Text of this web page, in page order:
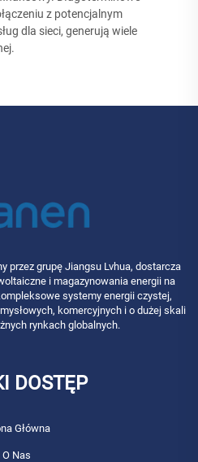
z potencjalnym
dla sieci, generują wiele
przez grupę Jiangsu Lvhua, dostarcza
i magazynowania energii na
systemy energii czystej,
komercyjnych i o dużej skali
rynkach globalnych.
DOSTĘP
Główna
O Nas